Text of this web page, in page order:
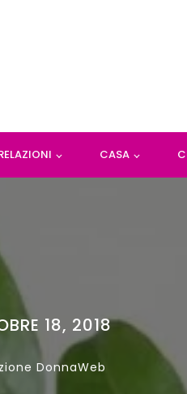
CASA
18, 2018
DonnaWeb